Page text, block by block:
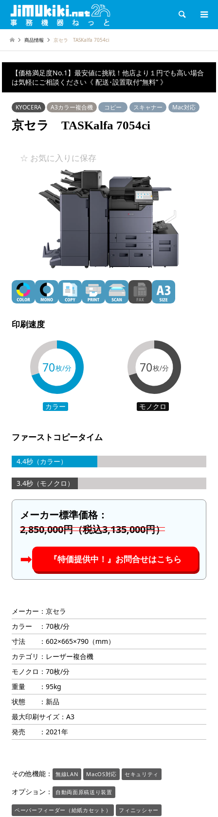
検索
商品情報 京セラ TASKalfa 7054ci
【価格満足度No.1】最安値に挑戦！他店より１円でも高い場合
は気軽にご相談ください《 配送･設置取付“無料” 》
KYOCERA A3カラー複合機 コピー スキャナー Mac対応
京セラ TASKalfa 7054ci
☆ お気に入りに保存
印刷速度
70枚/分
カラー
70枚/分
モノクロ
ファーストコピータイム
4.4秒（カラー）
3.4秒（モノクロ）
メーカー標準価格：
2,850,000円（税込3,135,000円）
➡︎ 『特価提供中！』お問合せはこちら
メーカー：京セラ
カラー ：70枚/分
寸法 ：602×665×790（mm）
カテゴリ：レーザー複合機
モノクロ：70枚/分
重量 ：95kg
状態 ：新品
最大印刷サイズ：A3
発売 ：2021年
その他機能： 無線LAN MacOS対応 セキュリティ
オプション： 自動両面原稿送り装置
ペーパーフィーダー（給紙カセット） フィニッシャー